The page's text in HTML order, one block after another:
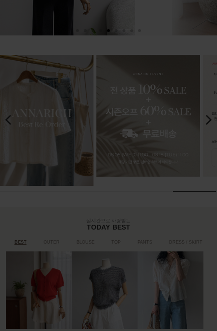
실시간으로 사랑받는
TODAY BEST
BEST OUTER BLOUSE PANTS DRESS / SKIRT